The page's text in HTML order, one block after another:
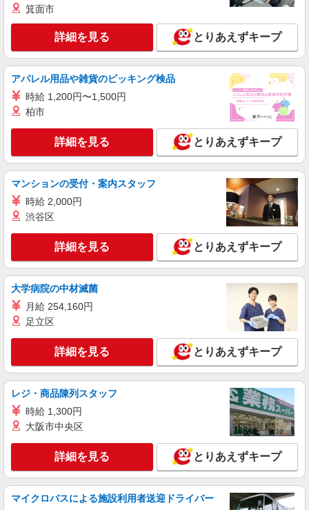
リーガルファクトリーストア八重洲店
靴の販売・接客スタッフ
月給214,500円〜215,500円 ※経験・能力に
よる ※試用期間（3〜6ヶ月※勤務内容による）は
東京都 中央区日本橋3-1-4 画廊ビル1・2Ｆ
キープ 詳細を見る
アルバイト パート
リベーチェ
［アルバイト］時給1,500円 ※経験・能力によ
り優遇します。
日本橋高島屋S.C. 新館： 東京都中央区日本
橋2-5-1
キープ 詳細を見る
契約社員
REGAL ヤエチカ
REGALの革靴の販売・接客スタッフ
月給214,500円〜215,500円 ※経験・能力に
よる ※試用期間（3〜6ヶ月※勤務内容による）は
東京都中央区八重洲2-1 八重洲地下街外堀地下
キープ 詳細を見る
リゼッタ
箕面市
詳細を見る とりあえずキープ
アパレル用品や雑貨のピッキング検品
時給 1,200円〜1,500円
柏市
詳細を見る とりあえずキープ
マンションの受付・案内スタッフ
時給 2,000円
渋谷区
詳細を見る とりあえずキープ
大学病院の中材滅菌
月給 254,160円
足立区
詳細を見る とりあえずキープ
レジ・商品陳列スタッフ
時給 1,300円
大阪市中央区
詳細を見る とりあえずキープ
マイクロバスによる施設利用者送迎ドライバー